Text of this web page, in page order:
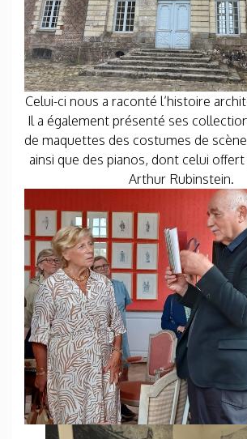
Celui-ci nous a raconté l’histoire
Il a également présenté ses
de maquettes des costumes de scène
ainsi que des pianos, dont celui
Arthur Rubinstein.